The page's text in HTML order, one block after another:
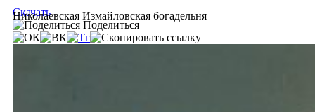
Николаевская Измайловская богадельня
Скачать
Поделиться